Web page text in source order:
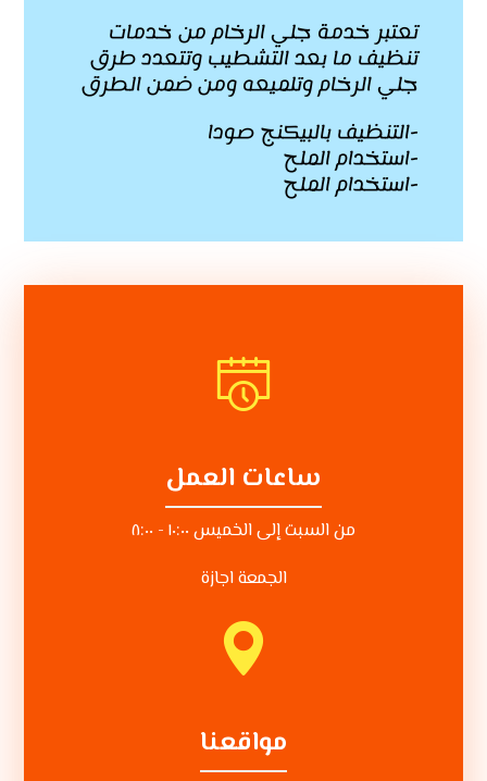
تعتبر خدمة جلي الرخاممن خدمات
تنظيف ما بعد التشطيب وتتعدد طرق
جلي الرخام وتلميعه ومن ضمن الطرق
-التنظيف بالبيكنج صودا
-استخدام الملح
-استخدام الملح
ساعات العمل
من السبت إلى الخميس ١٠:٠٠ - ٨:٠٠
الجمعة اجازة
مواقعنا